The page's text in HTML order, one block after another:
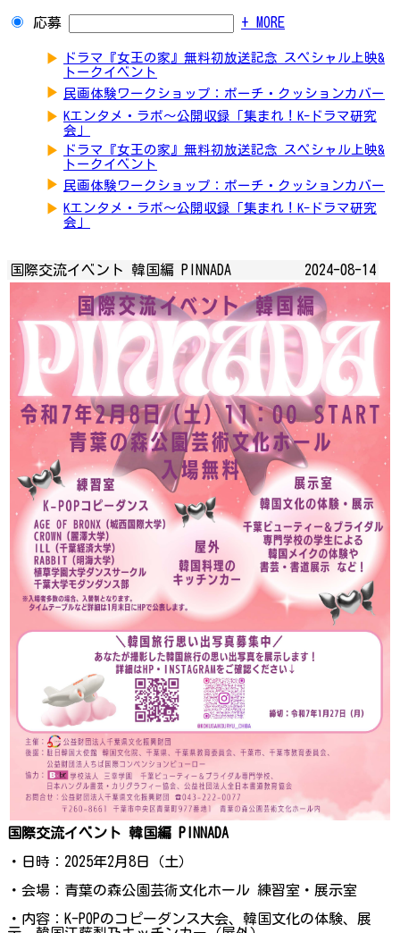
応募 + MORE
▶
ドラマ『女王の家』無料初放送記念 スペシャル上映&
トークイベント
▶ 民画体験ワークショップ：ポーチ・クッションカバー
▶ Kエンタメ・ラボ～公開収録「集まれ！K-ドラマ研究
会」
▶
ドラマ『女王の家』無料初放送記念 スペシャル上映&
トークイベント
▶ 民画体験ワークショップ：ポーチ・クッションカバー
▶ Kエンタメ・ラボ～公開収録「集まれ！K-ドラマ研究
会」
国際交流イベント 韓国編 PINNADA 2024-08-14
国際交流イベント 韓国編 PINNADA
・日時：2025年2月8日（土）
・会場：青葉の森公園芸術文化ホール 練習室・展示室
・内容：K-POPのコピーダンス大会、韓国文化の体験、展